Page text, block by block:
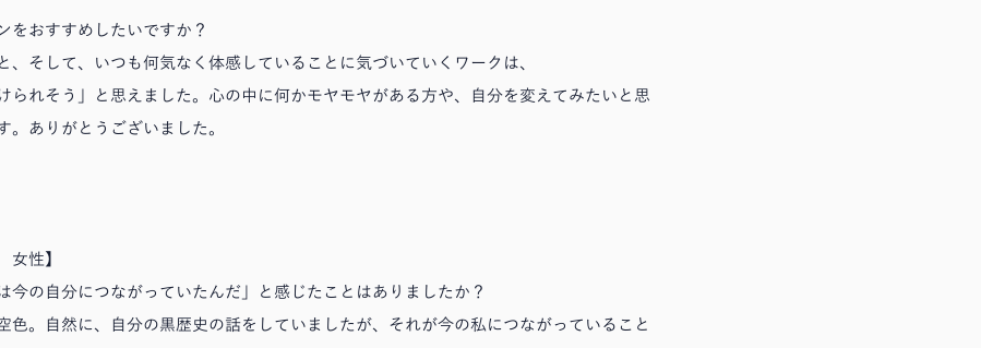
をおすすめしたいですか？
、そして、いつも何気なく体感していることに気づいていくワークは、
られそう」と思えました。心の中に何かモヤモヤがある方や、自分を変えてみたいと思
。ありがとうございました。
性】
今の自分につながっていたんだ」と感じたことはありましたか？
色。自然に、自分の黒歴史の話をしていましたが、それが今の私につながっていること